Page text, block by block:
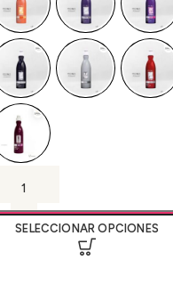
SELECCIONAR OPCIONES